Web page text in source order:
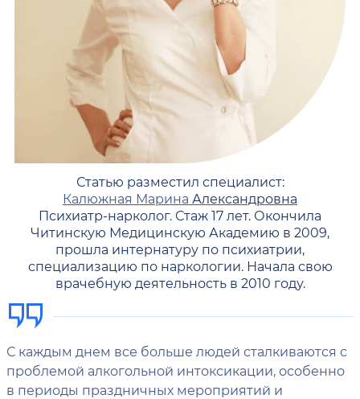
Статью разместил специалист:
Калюжная Марина Александровна
Психиатр-нарколог. Стаж 17 лет. Окончила
Читинскую Медицинскую Академию в 2009,
прошла интернатуру по психиатрии,
специализацию по наркологии. Начала свою
врачебную деятельность в 2010 году.
С каждым днем все больше людей сталкиваются с
проблемой алкогольной интоксикации, особенно
в периоды праздничных мероприятий и